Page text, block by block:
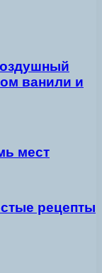
ванили и
мест
рецепты